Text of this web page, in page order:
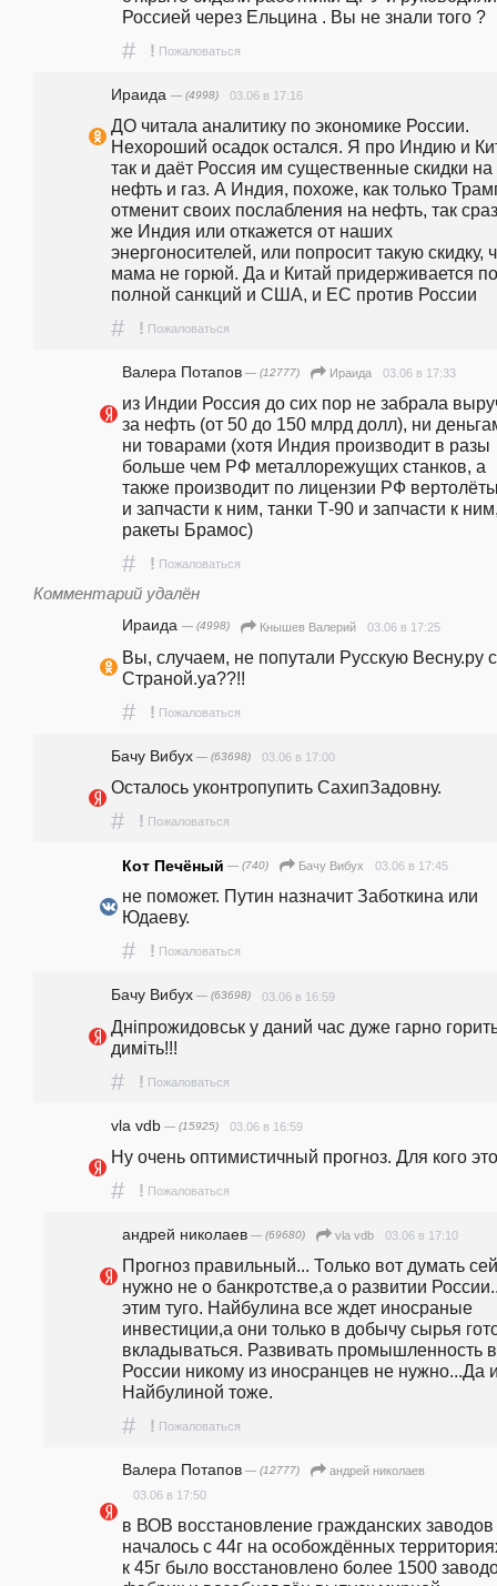
Россией через Ельцина . Вы не знали того ?
# ! Пожаловаться
Ираида — (4998) 03.06 в 17:16
ДО читала аналитику по экономике России.
Нехороший осадок остался. Я про Индию и
так и даёт Россия им существенные скидки на
нефть и газ. А Индия, похоже, как только
отменит своих послабления на нефть, так
же Индия или откажется от наших
энергоносителей, или попросит такую скидку,
мама не горюй. Да и Китай придерживается по
полной санкций и США, и ЕС против России
# ! Пожаловаться
Валера Потапов — (12777) Ираида 03.06 в 17:33
из Индии Россия до сих пор не забрала
за нефть (от 50 до 150 млрд долл), ни
ни товарами (хотя Индия производит в разы
больше чем РФ металлорежущих станков, а
также производит по лицензии РФ
и запчасти к ним, танки Т-90 и запчасти к
ракеты Брамос)
# ! Пожаловаться
Комментарий удалён
Ираида — (4998) Кнышев Валерий 03.06 в 17:25
Вы, случаем, не попутали Русскую Весну.ру
Страной.уа??!!
# ! Пожаловаться
Бачу Вибух — (63698) 03.06 в 17:00
Осталось уконтропупить СахипЗадовну.
# ! Пожаловаться
Кот Печёный — (740) Бачу Вибух 03.06 в 17:45
не поможет. Путин назначит Заботкина или
Юдаеву.
# ! Пожаловаться
Бачу Вибух — (63698) 03.06 в 16:59
Днiпрожидовськ у даний час дуже гарно
димiть!!!
# ! Пожаловаться
vla vdb — (15925) 03.06 в 16:59
Ну очень оптимистичный прогноз. Для кого
# ! Пожаловаться
андpeй николаев — (69680) vla vdb 03.06 в 17:10
Прогноз правильный... Только вот думать
нужно не о банкротстве,а о развитии
этим туго. Найбулина все ждет иносраные
инвестиции,а они только в добычу сырья
вкладываться. Развивать промышленность в
России никому из иносранцев не нужно...Да
Найбулиной тоже.
# ! Пожаловаться
Валера Потапов — (12777)
андpeй николаев
03.06 в 17:50
в ВОВ восстановление гражданских заводов
началось с 44г на особождённых
к 45г было восстановлено более 1500